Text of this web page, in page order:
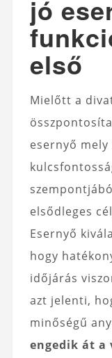
jó
első
Mielőtt a
esernyő
elsődleges
Esernyő
hogy
időjárás
azt jelenti,
minőségű
engedik át a